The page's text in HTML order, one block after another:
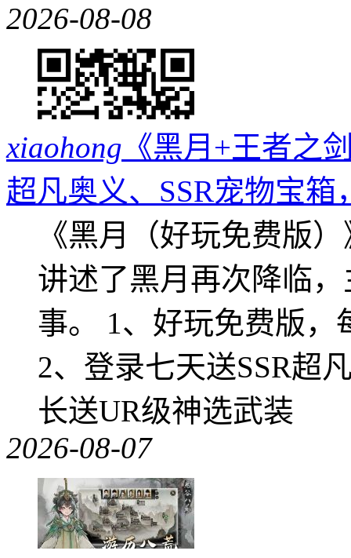
2026-08-08
xiaohong 《黑月+王者之
超凡奥义、SSR宠物宝箱
《黑月（好玩免费版
讲述了黑月再次降临
事。 1、好玩免费版，
2、登录七天送SSR超
长送UR级神选武装
2026-08-07